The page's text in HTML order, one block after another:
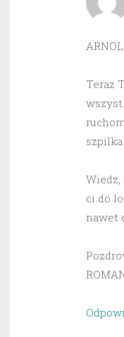
Teraz
ci do
nawet